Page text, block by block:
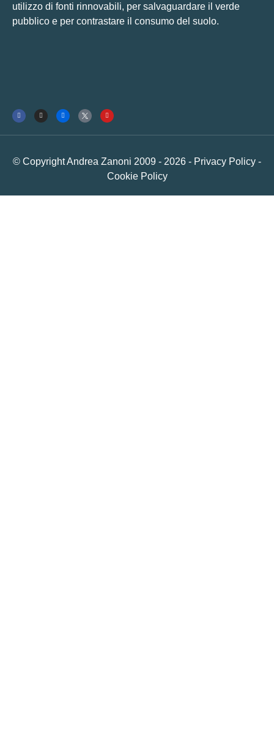
utilizzo di fonti rinnovabili, per salvaguardare il verde
pubblico e per contrastare il consumo del suolo.
© Copyright Andrea Zanoni 2009 - 2026 - Privacy Policy -
Cookie Policy